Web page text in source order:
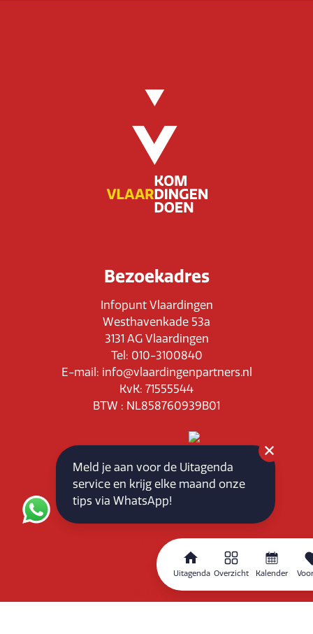
Uitagenda Overzicht Kalender
Bezoekadres
Infopunt Vlaardingen
Westhavenkade 53a
3131 AG Vlaardingen
Tel: 010-3100840
E-mail: info@vlaardingenpartners.nl
KvK: 71555544
BTW : NL858760939B01
Routeplanner
Home
Overzicht
Kalender
Meld je aan voor de Uitagenda
service en krijg elke maand onze
tips via WhatsApp!